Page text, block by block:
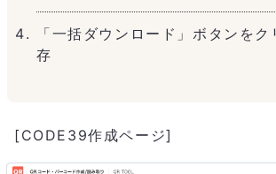
「一括ダウンロード」ボタンを
存
[CODE39作成ページ]